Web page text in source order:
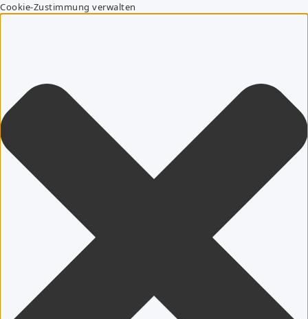
Cookie-Zustimmung verwalten